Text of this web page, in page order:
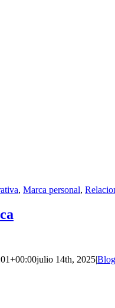
, Marca personal,
julio 14th, 2025|Blog